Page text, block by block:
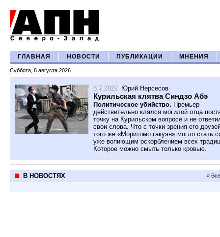
ГЛАВНАЯ НОВОСТИ ПУБЛИКАЦИИ МНЕНИЯ
Суббота, 8 августа 2026
8.7.2022 Юрий Нерсесов
Курильская клятва Синдзо Абэ
Политическое убийство. Премьер
действительно клялся могилой отца
точку на Курильском вопросе и не
свои слова. Что с точки зрения его
того же «Моритомо гакуэн» могло стать
уже вопиющим оскорблением всех
Которое можно смыть только кровью.
В НОВОСТЯХ »